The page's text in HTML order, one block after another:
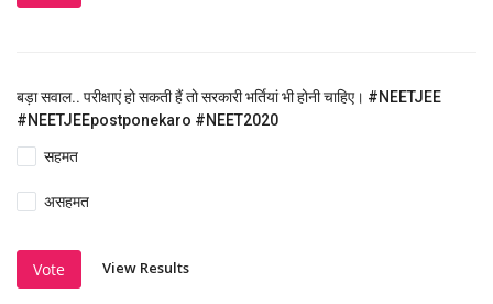
बड़ा सवाल.. परीक्षाएं हो सकती हैं तो सरकारी भर्तियां भी होनी चाहिए। #NEETJEE
#NEETJEEpostponekaro #NEET2020
सहमत
असहमत
Vote View Results